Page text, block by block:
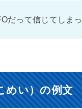
だって信じてしま
めい）の例文